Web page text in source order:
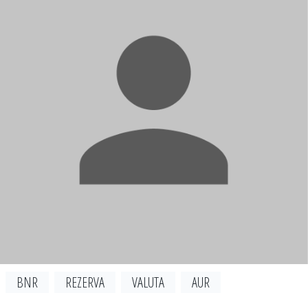
BNR REZERVA VALUTA AUR